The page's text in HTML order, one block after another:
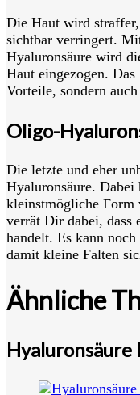
Die Haut wird
sichtbar verringert.
Hyaluronsäure wird
Haut eingezogen.
Vorteile, sondern
Oligo-
Die letzte und eher
Hyaluronsäure. Dabei
kleinstmögliche Form
verrät Dir dabei, dass
handelt. Es kann
damit kleine Falten
Ähnliche